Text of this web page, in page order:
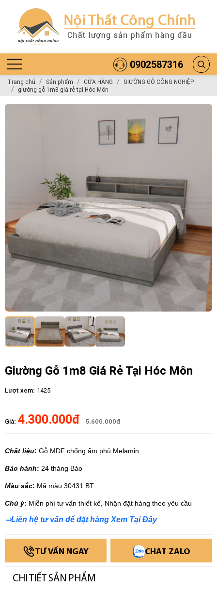
0902587316
Trang chủ Sản phẩm CỬA HÀNG
GIƯỜNG GỖ CÔNG NGHIỆP
giường gỗ 1m8 giá rẻ tại Hóc Môn
Giường Gỗ 1m8 Giá Rẻ Tại Hóc Môn
Lượt xem: 1425
Giá: 4.300.000đ 5.600.000đ
Chất liệu: Gỗ MDF chống ẩm phủ Melamin
Bảo hành: 24 tháng Bảo
Màu sắc: Mã màu 30431 BT
Chú ý: Miễn phí tư vấn thiết kế, Nhận đặt hàng theo yêu cầu
⇒Liên hệ tư vấn để đặt hàng Xem Tại Đây
TƯ VẤN NGAY CHAT ZALO
CHI TIẾT SẢN PHẨM